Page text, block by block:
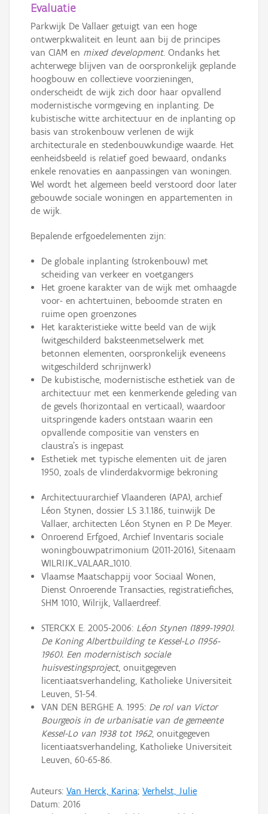
Evaluatie
Parkwijk De Vallaer getuigt van een hoge
ontwerpkwaliteit en leunt aan bij de principes
van CIAM en mixed development. Ondanks het
achterwege blijven van de oorspronkelijk geplande
hoogbouw en collectieve voorzieningen,
onderscheidt de wijk zich door haar opvallend
modernistische vormgeving en inplanting. De
kubistische witte architectuur en de inplanting op
basis van strokenbouw verlenen de wijk
architecturale en stedenbouwkundige waarde. Het
eenheidsbeeld is relatief goed bewaard, ondanks
enkele renovaties en aanpassingen van woningen.
Wel wordt het algemeen beeld verstoord door later
gebouwde sociale woningen en appartementen in
de wijk.
Bepalende erfgoedelementen zijn:
De globale inplanting (strokenbouw) met
scheiding van verkeer en voetgangers
Het groene karakter van de wijk met omhaagde
voor- en achtertuinen, beboomde straten en
ruime open groenzones
Het karakteristieke witte beeld van de wijk
(witgeschilderd baksteenmetselwerk met
betonnen elementen, oorspronkelijk eveneens
witgeschilderd schrijnwerk)
De kubistische, modernistische esthetiek van de
architectuur met een kenmerkende geleding van
de gevels (horizontaal en verticaal), waardoor
uitspringende kaders ontstaan waarin een
opvallende compositie van vensters en
claustra’s is ingepast
Esthetiek met typische elementen uit de jaren
1950, zoals de vlinderdakvormige bekroning
Architectuurarchief Vlaanderen (APA), archief
Léon Stynen, dossier LS 3.1.186, tuinwijk De
Vallaer, architecten Léon Stynen en P. De Meyer.
Onroerend Erfgoed, Archief Inventaris sociale
woningbouwpatrimonium (2011-2016), Sitenaam
WILRIJK_VALAAR_1010.
Vlaamse Maatschappij voor Sociaal Wonen,
Dienst Onroerende Transacties, registratiefiches,
SHM 1010, Wilrijk, Vallaerdreef.
STERCKX E. 2005-2006: Léon Stynen (1899-1990).
De Koning Albertbuilding te Kessel-Lo (1956-
1960). Een modernistisch sociale
huisvestingsproject, onuitgegeven
licentiaatsverhandeling, Katholieke Universiteit
Leuven, 51-54.
VAN DEN BERGHE A. 1995: De rol van Victor
Bourgeois in de urbanisatie van de gemeente
Kessel-Lo van 1938 tot 1962, onuitgegeven
licentiaatsverhandeling, Katholieke Universiteit
Leuven, 60-65-86.
Auteurs: Van Herck, Karina; Verhelst, Julie
Datum: 2016